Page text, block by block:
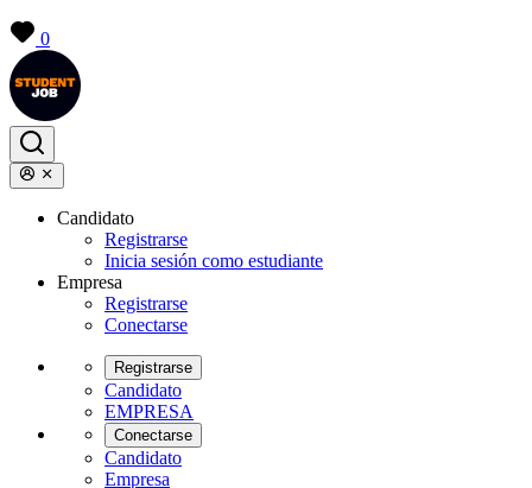
0
Candidato
Registrarse
Inicia sesión como estudiante
Empresa
Registrarse
Conectarse
Registrarse
Candidato
EMPRESA
Conectarse
Candidato
Empresa